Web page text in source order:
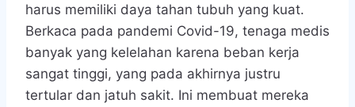
harus memiliki daya tahan tubuh yang kuat.
Berkaca pada pandemi Covid-19, tenaga medis
banyak yang kelelahan karena beban kerja
sangat tinggi, yang pada akhirnya justru
tertular dan jatuh sakit. Ini membuat mereka